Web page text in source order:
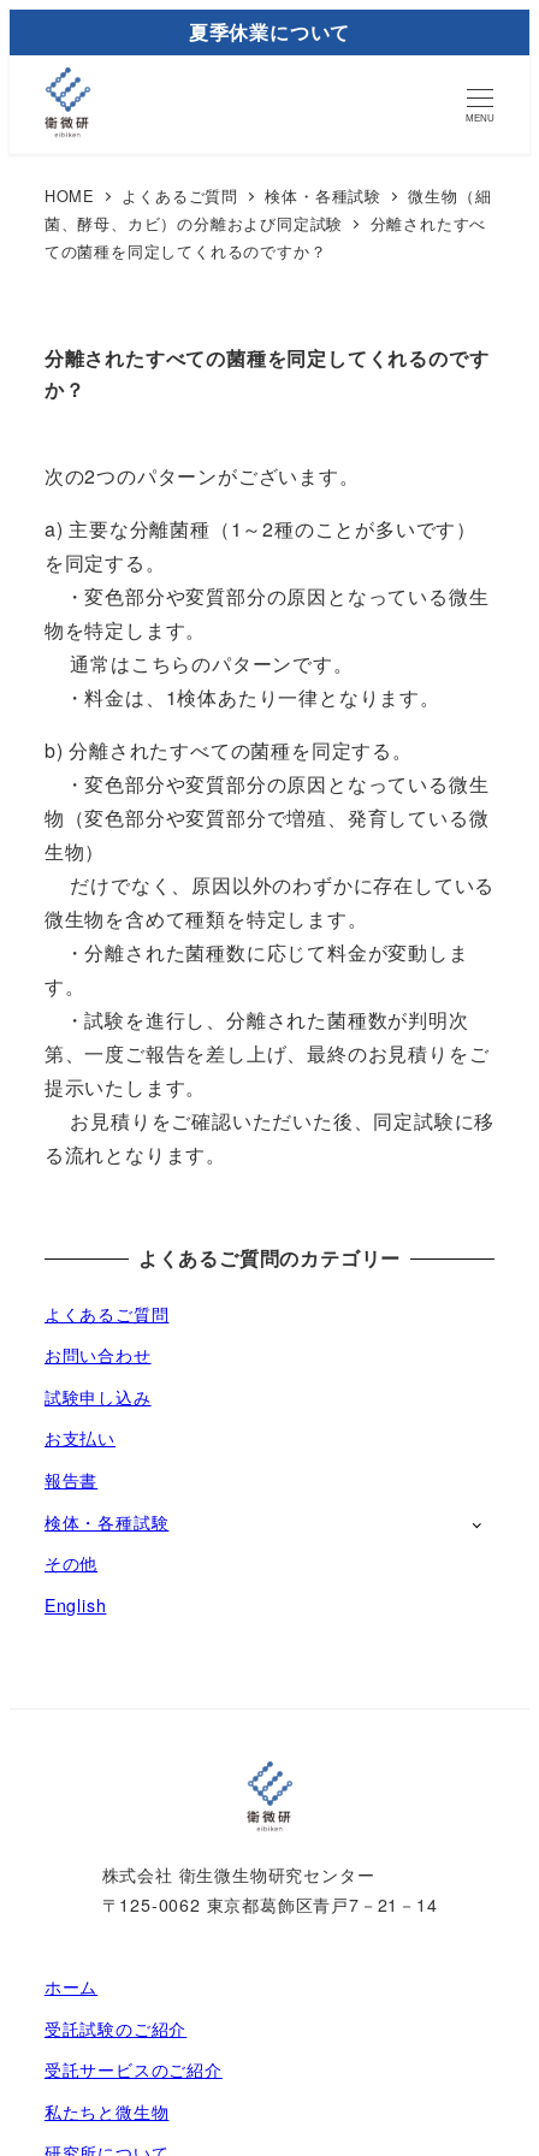
イ
夏季休業について
MENU
HOME よくあるご質問 検体・各種試験
微生物（細
菌、酵母、カビ）の分離および同定試験
分離されたすべ
ての菌種を同定してくれるのですか？
分離されたすべての菌種を同定してくれるのです
か？
次の2つのパターンがございます。
a) 主要な分離菌種（1～2種のことが多いです）
を同定する。
・変色部分や変質部分の原因となっている微生
物を特定します。
通常はこちらのパターンです。
・料金は、1検体あたり一律となります。
b) 分離されたすべての菌種を同定する。
・変色部分や変質部分の原因となっている微生
物（変色部分や変質部分で増殖、発育している微
生物）
だけでなく、原因以外のわずかに存在している
微生物を含めて種類を特定します。
・分離された菌種数に応じて料金が変動しま
す。
・試験を進行し、分離された菌種数が判明次
第、一度ご報告を差し上げ、最終のお見積りをご
提示いたします。
お見積りをご確認いただいた後、同定試験に移
る流れとなります。
よくあるご質問のカテゴリー
よくあるご質問
お問い合わせ
試験申し込み
お支払い
報告書
検体・各種試験
その他
English
株式会社 衛生微生物研究センター
〒125-0062 東京都葛飾区青戸7－21－14
ホーム
受託試験のご紹介
受託サービスのご紹介
私たちと微生物